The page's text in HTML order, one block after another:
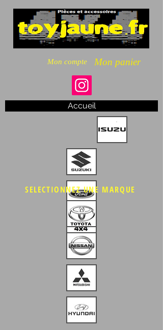
Mon compte Mon panier
Accueil
SELECTIONNEZ UNE MARQUE